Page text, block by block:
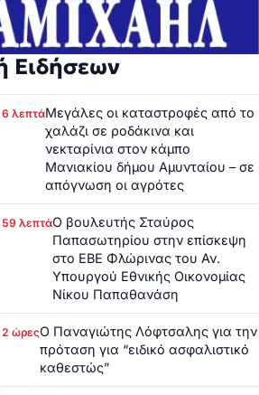
Ειδήσεων
6 λεπτάΜεγάλες οι καταστροφές από το
χαλάζι σε ροδάκινα και
νεκταρίνια στον κάμπο
Μανιακίου δήμου Αμυνταίου – σε
απόγνωση οι αγρότες
59 λεπτάΟ βουλευτής Σταύρος
Παπασωτηρίου στην επίσκεψη
στο ΕΒΕ Φλώρινας του Αν.
Υπουργού Εθνικής Οικονομίας
Νίκου Παπαθανάση
2 ώρεςΟ Παναγιώτης Λόφτσαλης για την
πρόταση για “ειδικό ασφαλιστικό
καθεστώς”